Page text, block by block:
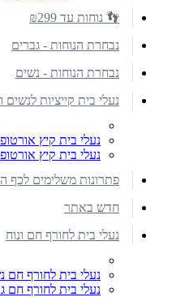
👣 נוחות עד ₪299
נבחרת הנוחות - גברים
נבחרת הנוחות - נשים
נעלי בית קייציות לנשים
נעלי בית קיץ
נעלי בית קיץ
פתרונות משלימים לכף
חדש באתר
נעלי בית לחורף חם ונוח
נעלי בית לחורף חם
נעלי בית לחורף חם